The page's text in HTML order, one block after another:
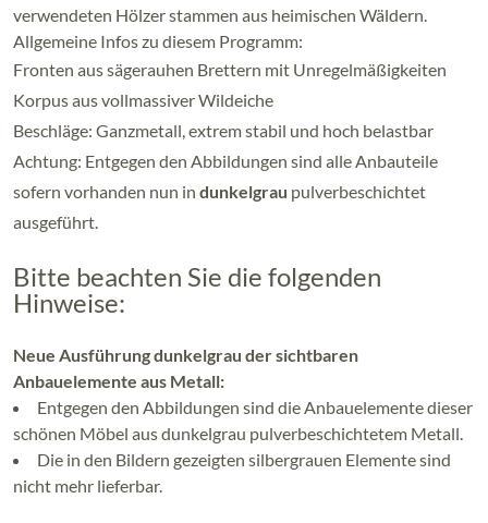
verwendeten Hölzer stammen aus heimischen Wäldern.
Allgemeine Infos zu diesem Programm:
Fronten aus sägerauhen Brettern mit Unregelmäßigkeiten
Korpus aus vollmassiver Wildeiche
Beschläge: Ganzmetall, extrem stabil und hoch belastbar
Achtung: Entgegen den Abbildungen sind alle Anbauteile
sofern vorhanden nun in dunkelgrau pulverbeschichtet
ausgeführt.
Bitte beachten Sie die folgenden
Hinweise:
Neue Ausführung dunkelgrau der sichtbaren
Anbauelemente aus Metall:
Entgegen den Abbildungen sind die Anbauelemente dieser
schönen Möbel aus dunkelgrau pulverbeschichtetem Metall.
Die in den Bildern gezeigten silbergrauen Elemente sind
nicht mehr lieferbar.